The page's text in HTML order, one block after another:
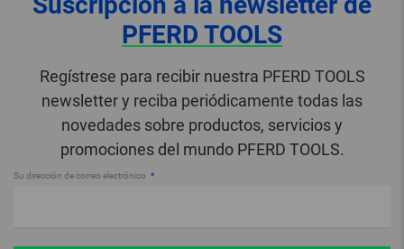
PFERD TOOLS
Regístrese para recibir nuestra PFERD TOOLS
newsletter y reciba periódicamente todas las
novedades sobre productos, servicios y
promociones del mundo PFERD TOOLS.
Su dirección de correo electrónico